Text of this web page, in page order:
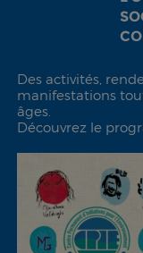
Des activités,
manifestations
âges.
Découvrez le